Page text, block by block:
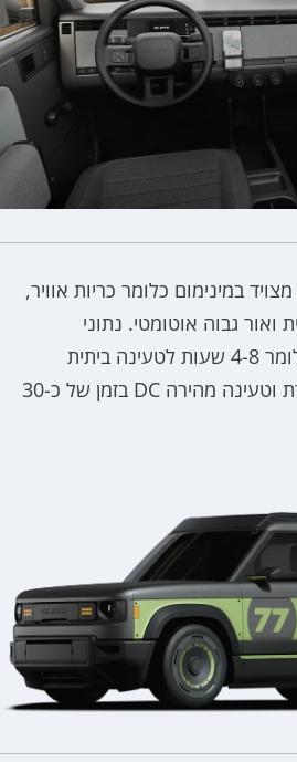
במינימום כלומר כריות אוויר,
ואור גבוה אוטומטי. נתוני
הטעינה סטנדרטיים, כלומר 4-8 שעות לטעינה ביתית
בהתאם לסוללה הנבחרת וטעינה מהירה DC בזמן של כ-30